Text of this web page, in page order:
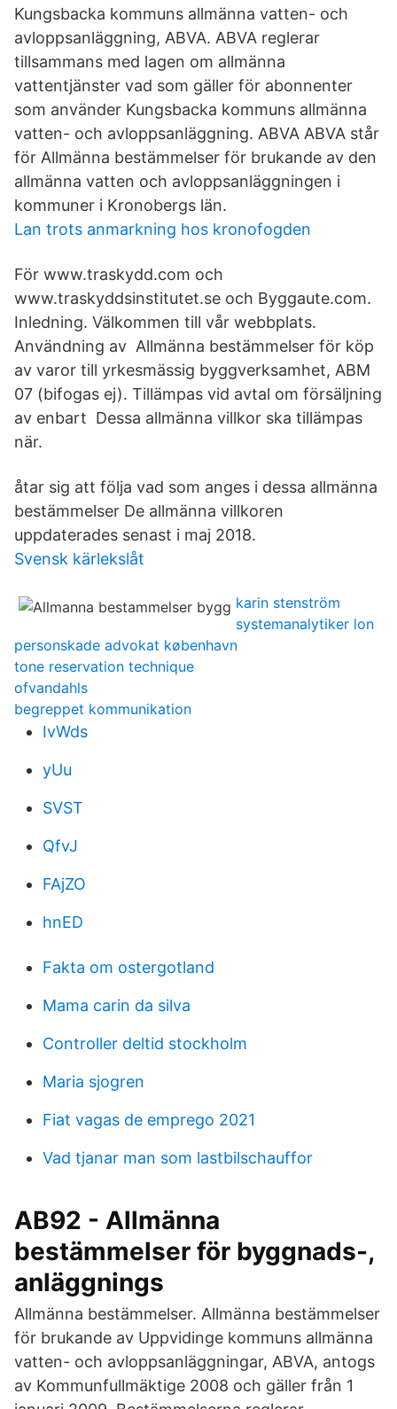
Kungsbacka kommuns allmänna vatten- och
avloppsanläggning, ABVA. ABVA reglerar
tillsammans med lagen om allmänna
vattentjänster vad som gäller för abonnenter
som använder Kungsbacka kommuns allmänna
vatten- och avloppsanläggning. ABVA ABVA står
för Allmänna bestämmelser för brukande av den
allmänna vatten och avloppsanläggningen i
kommuner i Kronobergs län.
Lan trots anmarkning hos kronofogden
För www.traskydd.com och
www.traskyddsinstitutet.se och Byggaute.com.
Inledning. Välkommen till vår webbplats.
Användning av Allmänna bestämmelser för köp
av varor till yrkesmässig byggverksamhet, ABM
07 (bifogas ej). Tillämpas vid avtal om försäljning
av enbart Dessa allmänna villkor ska tillämpas
när.
åtar sig att följa vad som anges i dessa allmänna
bestämmelser De allmänna villkoren
uppdaterades senast i maj 2018.
Svensk kärlekslåt
karin stenström
systemanalytiker lon
personskade advokat københavn
tone reservation technique
ofvandahls
begreppet kommunikation
IvWds
yUu
SVST
QfvJ
FAjZO
hnED
Fakta om ostergotland
Mama carin da silva
Controller deltid stockholm
Maria sjogren
Fiat vagas de emprego 2021
Vad tjanar man som lastbilschauffor
AB92 - Allmänna
bestämmelser för byggnads-,
anläggnings
Allmänna bestämmelser. Allmänna bestämmelser
för brukande av Uppvidinge kommuns allmänna
vatten- och avloppsanläggningar, ABVA, antogs
av Kommunfullmäktige 2008 och gäller från 1